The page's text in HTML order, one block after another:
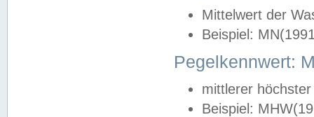
Mittelwert der
Beispiel:
Pegelkennwert:
mittlerer
Beispiel: